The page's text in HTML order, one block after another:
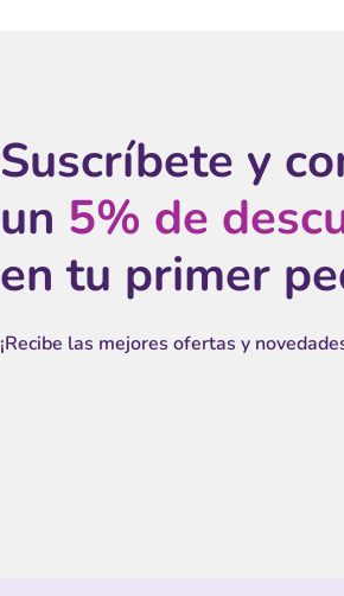
Suscríbete y
un 5% de
en tu primer
¡Recibe las mejores ofertas y